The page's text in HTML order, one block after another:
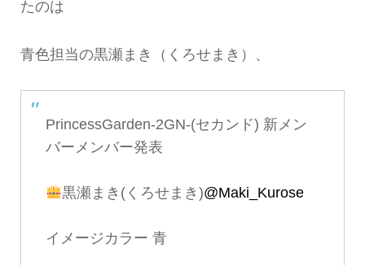
たのは
青色担当の黒瀬まき（くろせまき）、
PrincessGarden-2GN-(セカンド) 新メン
バーメンバー発表
黒瀬まき(くろせまき)@Maki_Kurose
イメージカラー 青